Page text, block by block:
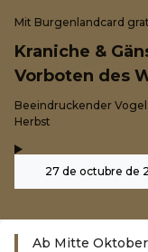
Mit Burgenlandcard
Kraniche &
Vorboten des
-Beeindruckender
Herbst
27 de octubre de
Ab Mitte